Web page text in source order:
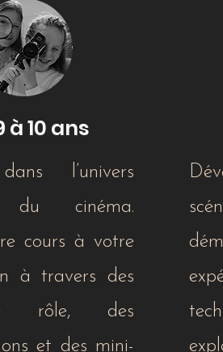
à 10 ans
l’univers
du cinéma.
cours à votre
à travers des
rôle, des
et des mini-